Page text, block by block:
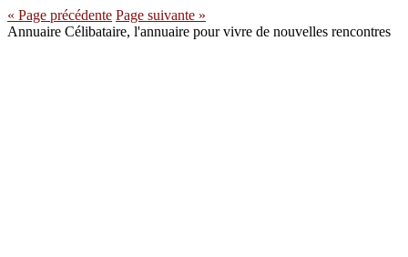
« Page précédente Page suivante »
Annuaire Célibataire, l'annuaire pour vivre de nouvelles rencontres